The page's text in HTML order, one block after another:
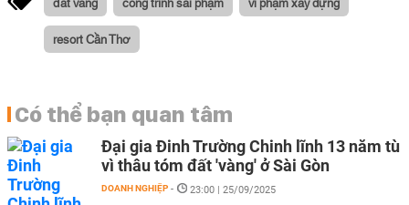
resort Cần Thơ
Có thể bạn quan tâm
Đại gia Đinh Trường Chinh lĩnh 13 năm tù
vì thâu tóm đất 'vàng' ở Sài Gòn
DOANH NGHIỆP - 23:00 | 25/09/2025